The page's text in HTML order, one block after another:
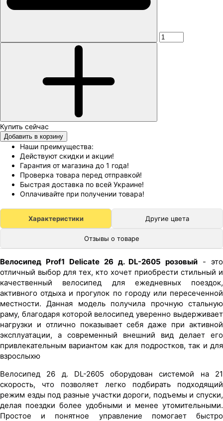
Добавить в корзину
Наши преимущества:
Действуют скидки и акции!
Гарантия от магазина до 1 года!
Проверка товара перед отправкой!
Быстрая доставка по всей Украине!
Оплачивайте при получении товара!
Характеристики Другие цвета
Отзывы о товаре
Велосипед Prof1 Delicate 26 д. DL-2605 розовый - это
отличный выбор для тех, кто хочет приобрести стильный и
качественный велосипед для ежедневных поездок,
активного отдыха и прогулок по городу или пересеченной
местности. Данная модель получила прочную стальную
раму, благодаря которой велосипед уверенно выдерживает
нагрузки и отлично показывает себя даже при активной
эксплуатации, а современный внешний вид делает его
привлекательным вариантом как для подростков, так и для
взрослыхю
Велосипед 26 д. DL-2605 оборудован системой на 21
скорость, что позволяет легко подбирать подходящий
режим езды под разные участки дороги, подъемы и спуски,
делая поездки более удобными и менее утомительными.
Простое и понятное управление помогает быстро